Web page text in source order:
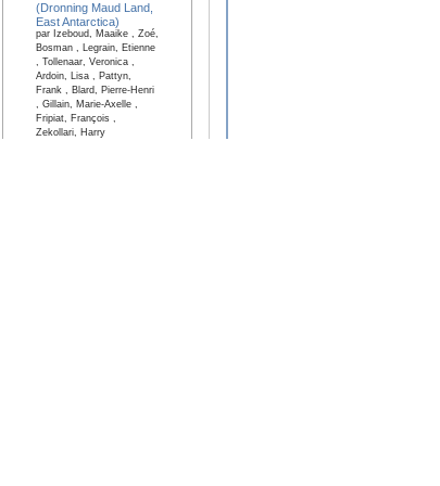
(Dronning Maud Land,
East Antarctica)
par Izeboud, Maaike , Zoé,
Bosman , Legrain, Etienne
, Tollenaar, Veronica ,
Ardoin, Lisa , Pattyn,
Frank , Blard, Pierre-Henri
, Gillain, Marie-Axelle ,
Fripiat, François ,
Zekollari, Harry